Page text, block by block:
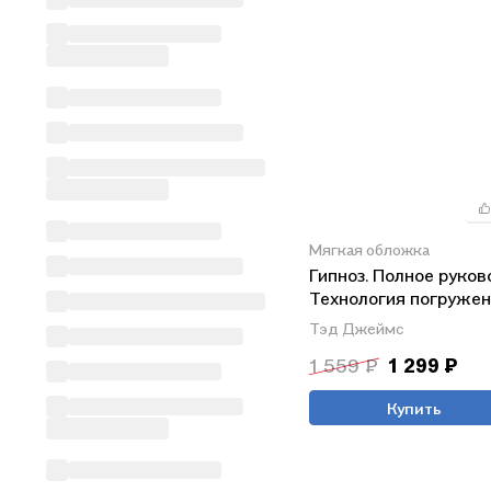
Мягкая обложка
Гипноз. Полное
Технология
глубокий транс
Тэд Джеймс
1 559 ₽ 1 299 ₽
Купить